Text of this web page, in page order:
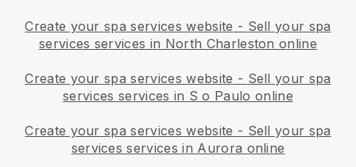
Create your spa services website - Sell your spa
services services in North Charleston online
Create your spa services website - Sell your spa
services services in S o Paulo online
Create your spa services website - Sell your spa
services services in Aurora online